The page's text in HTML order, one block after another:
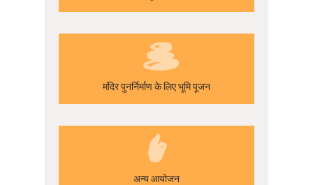
मंदिर पुनर्निर्माण के लिए भूमि पूजन
अन्य आयोजन